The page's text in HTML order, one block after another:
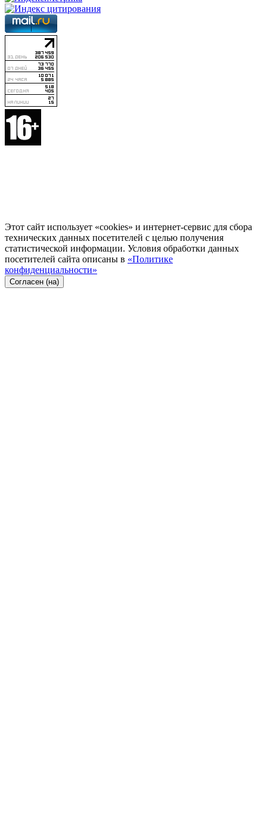
Этот сайт использует «cookies» и интернет-сервис для сбора
технических данных посетителей с целью получения
статистической информации. Условия обработки данных
посетителей сайта описаны в «Политике
конфиденциальности»
Согласен (на)